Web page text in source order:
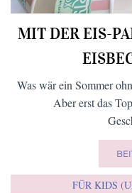
MIT DER EIS-
Was wär ein Sommer
Aber erst das
FÜR KIDS